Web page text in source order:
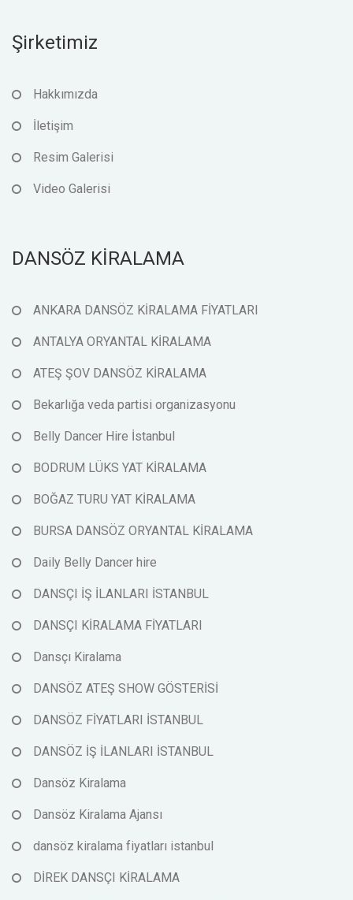
Şirketimiz
Hakkımızda
İletişim
Resim Galerisi
Video Galerisi
DANSÖZ KİRALAMA
ANKARA DANSÖZ KİRALAMA FİYATLARI
ANTALYA ORYANTAL KİRALAMA
ATEŞ ŞOV DANSÖZ KİRALAMA
Bekarlığa veda partisi organizasyonu
Belly Dancer Hire İstanbul
BODRUM LÜKS YAT KİRALAMA
BOĞAZ TURU YAT KİRALAMA
BURSA DANSÖZ ORYANTAL KİRALAMA
Daily Belly Dancer hire
DANSÇI İŞ İLANLARI İSTANBUL
DANSÇI KİRALAMA FİYATLARI
Dansçı Kiralama
DANSÖZ ATEŞ SHOW GÖSTERİSİ
DANSÖZ FİYATLARI İSTANBUL
DANSÖZ İŞ İLANLARI İSTANBUL
Dansöz Kiralama
Dansöz Kiralama Ajansı
dansöz kiralama fiyatları istanbul
DİREK DANSÇI KİRALAMA